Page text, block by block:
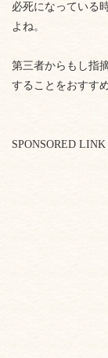
必死になっている
よね。
第三者からもし指
することをおすす
SPONSORED LINK